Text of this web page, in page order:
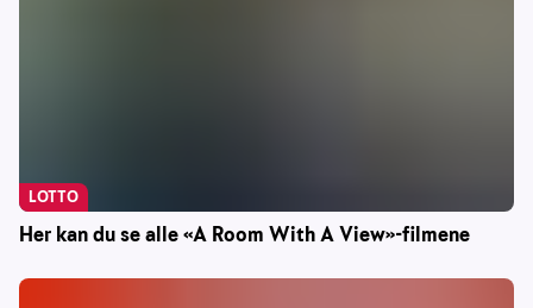
Her kan du se alle «A Room With A View»-filmene
LOTTO